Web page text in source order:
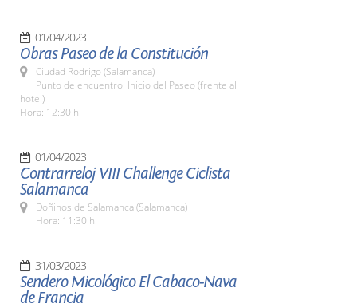
01/04/2023
Obras Paseo de la Constitución
Ciudad Rodrigo (Salamanca)
Punto de encuentro: Inicio del Paseo (frente al
hotel)
Hora: 12:30 h.
01/04/2023
Contrarreloj VIII Challenge Ciclista
Salamanca
Doñinos de Salamanca (Salamanca)
Hora: 11:30 h.
31/03/2023
Sendero Micológico El Cabaco-Nava
de Francia